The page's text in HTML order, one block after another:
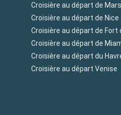
Croisière au départ de
Croisière au départ de Nice
Croisière au départ de Fort
Croisière au départ de
Croisière au départ du
Croisière au départ Venise